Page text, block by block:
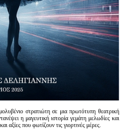
στρατιώτη σε μια πρωτότυπη θεατρική
η μαγευτική ιστορία γεμάτη μελωδίες και
αξίες που φωτίζουν τις γιορτινές μέρες.